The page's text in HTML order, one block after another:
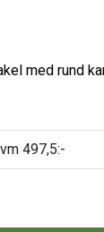
med rund
497,5:-